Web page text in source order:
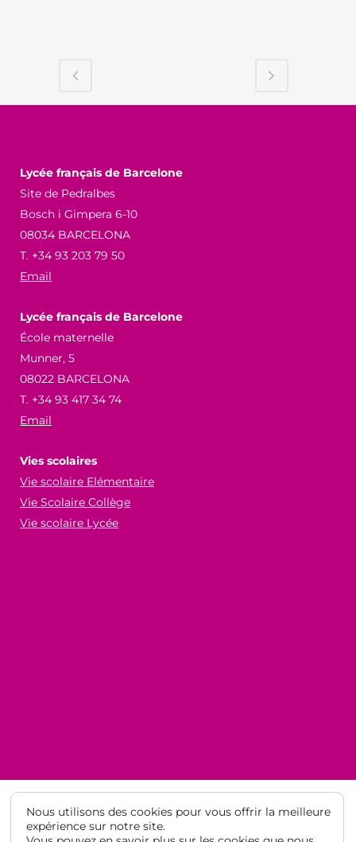
Lycée français de Barcelone
Site de Pedralbes
Bosch i Gimpera 6-10
08034 BARCELONA
T. +34 93 203 79 50
Email
Lycée français de Barcelone
École maternelle
Munner, 5
08022 BARCELONA
T. +34 93 417 34 74
Email
Vies scolaires
Vie scolaire Elémentaire
Vie Scolaire Collège
Vie scolaire Lycée
Nous utilisons des cookies pour vous offrir la meilleure
expérience sur notre site.